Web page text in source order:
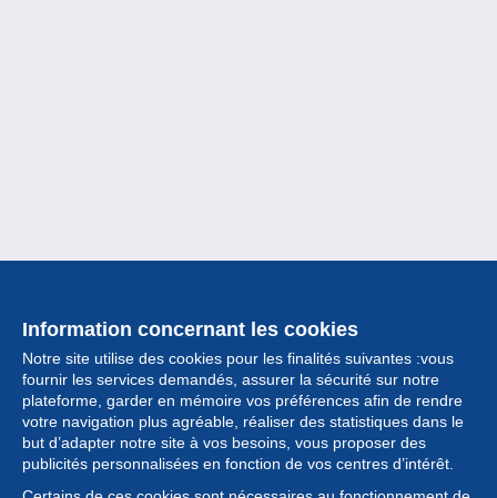
Information concernant les cookies
Notre site utilise des cookies pour les finalités suivantes :vous
fournir les services demandés, assurer la sécurité sur notre
plateforme, garder en mémoire vos préférences afin de rendre
votre navigation plus agréable, réaliser des statistiques dans le
but d’adapter notre site à vos besoins, vous proposer des
publicités personnalisées en fonction de vos centres d’intérêt.
Collection